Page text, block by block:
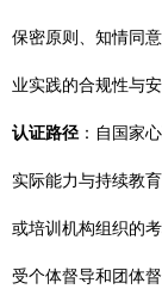
保密原则、知情同
业实践的合规性与安
认证路径 ：自国家
实际能力与持续教
或培训机构组织的
受个体督导和团体